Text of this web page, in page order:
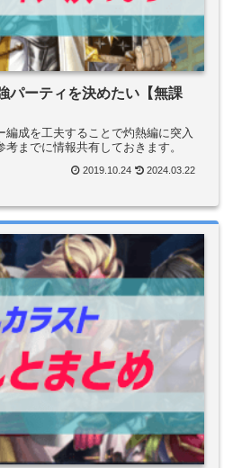
パーティを決めたい【無課
編成を工夫することで灼熱編に突入
までに情報共有しておきます。
2019.10.24 2024.03.22